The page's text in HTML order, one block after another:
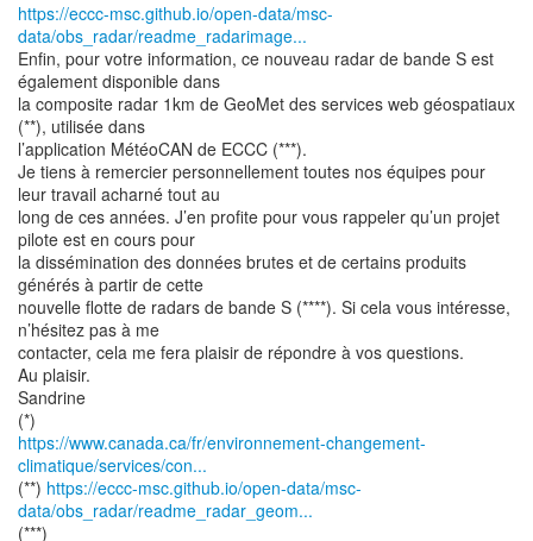
https://eccc-msc.github.io/open-data/msc-
data/obs_radar/readme_radarimage...
Enfin, pour votre information, ce nouveau radar de bande S est
également disponible dans
la composite radar 1km de GeoMet des services web géospatiaux
(**), utilisée dans
l’application MétéoCAN de ECCC (***).
Je tiens à remercier personnellement toutes nos équipes pour
leur travail acharné tout au
long de ces années. J’en profite pour vous rappeler qu’un projet
pilote est en cours pour
la dissémination des données brutes et de certains produits
générés à partir de cette
nouvelle flotte de radars de bande S (****). Si cela vous intéresse,
n’hésitez pas à me
contacter, cela me fera plaisir de répondre à vos questions.
Au plaisir.
Sandrine
https://www.canada.ca/fr/environnement-changement-
climatique/services/con...
(**) https://eccc-msc.github.io/open-data/msc-
data/obs_radar/readme_radar_geom...